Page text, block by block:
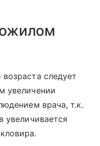
следует
увеличении
врача, т.к.
увеличивается